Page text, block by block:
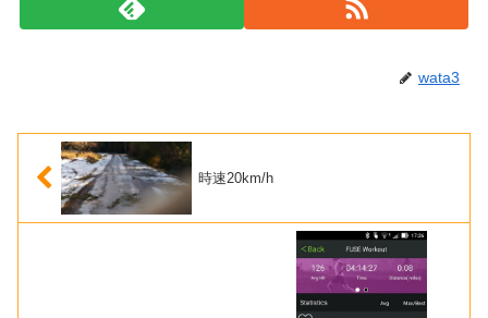
wata3
時速20km/h